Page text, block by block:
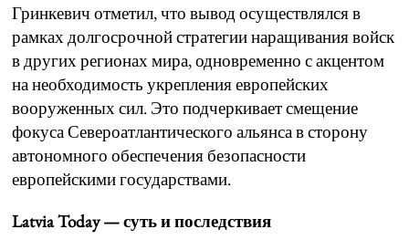
Гринкевич отметил, что вывод осуществлялся в
рамках долгосрочной стратегии наращивания войск
в других регионах мира, одновременно с акцентом
на необходимость укрепления европейских
вооруженных сил. Это подчеркивает смещение
фокуса Североатлантического альянса в сторону
автономного обеспечения безопасности
европейскими государствами.
Latvia Today — суть и последствия